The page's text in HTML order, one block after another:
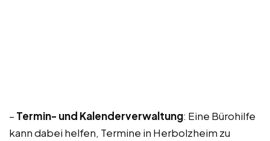
– Termin- und Kalenderverwaltung: Eine Bürohilfe
kann dabei helfen, Termine in Herbolzheim zu